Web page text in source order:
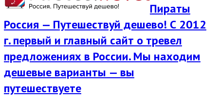
Пираты
Россия — Путешествуй дешево! С 2012
г. первый и главный сайт о тревел
предложениях в России. Мы находим
дешевые варианты — вы
путешествуете